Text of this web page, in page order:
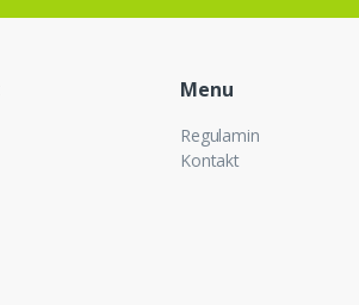
Menu
Regulamin
Kontakt